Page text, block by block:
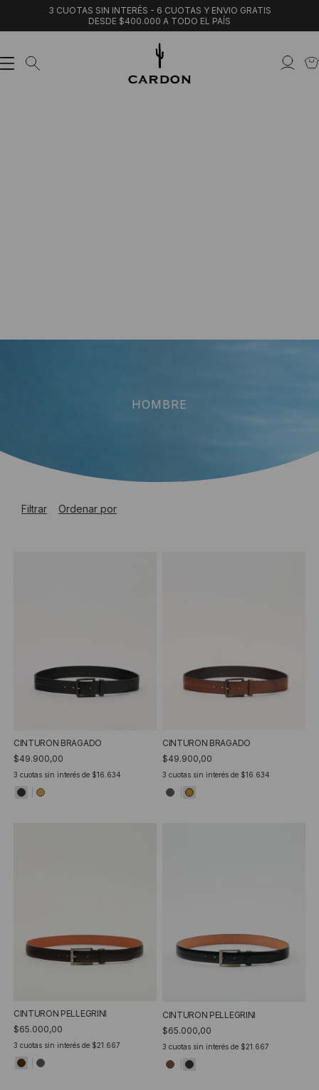
3 CUOTAS SIN INTERÉS - 6 CUOTAS Y ENVIO GRATIS
DESDE $400.000 A TODO EL PAÍS
HOMBRE
Filtrar Ordenar por
CINTURON BRAGADO
$49.900,00
3 cuotas sin interés de $16.634
CINTURON BRAGADO
$49.900,00
3 cuotas sin interés de $16.634
CINTURON PELLEGRINI
$65.000,00
3 cuotas sin interés de $21.667
CINTURON PELLEGRINI
$65.000,00
3 cuotas sin interés de $21.667